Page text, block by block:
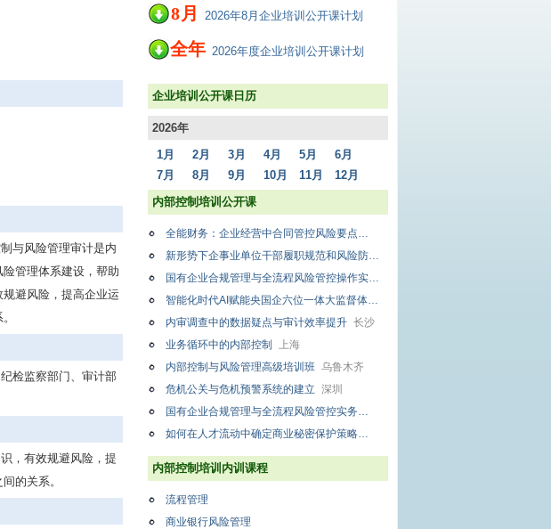
8 月 2026年8月企业培训公开课计划
全年 2026年度企业培训公开课计划
企业培训公开课日历
2026年
1月
2月 3月 4月 5月
6月
7月
8月 9月 10月 11月
12月
内部控制培训公开课
全能财务：企业经营中合同管控风险要点广州
新形势下企事业单位干部履职规范和风险防范专题培训班
国有企业合规管理与全流程风险管控操作实务讲座
智能化时代AI赋能央国企六位一体大监督体系构建暨国有企业合规管理操作实务高级研修班
内审调查中的数据疑点与审计效率提升 长沙
业务循环中的内部控制
上海
内部控制与风险管理高级培训班 乌鲁木齐
危机公关与危机预警系统的建立 深圳
国有企业合规管理与全流程风险管控实务深圳
如何在人才流动中确定商业秘密保护策略上海
内部控制培训内训课程
流程管理
商业银行风险管理
与风险管理审计是内
管理体系建设，帮助
避风险，提高企业运
检监察部门、审计部
，有效规避风险，提
的关系。